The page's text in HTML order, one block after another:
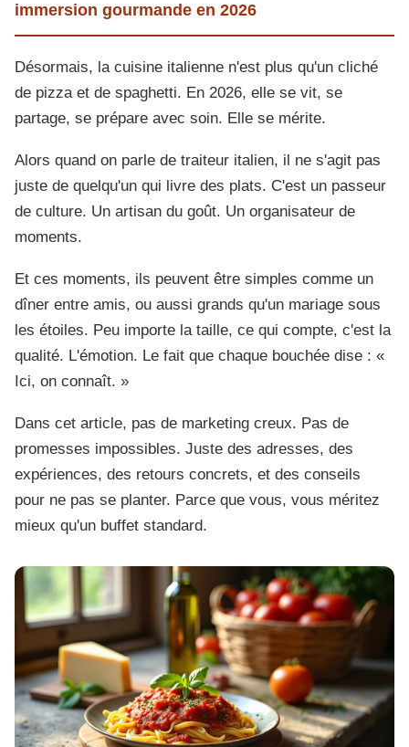
immersion gourmande en 2026
Désormais, la cuisine italienne n'est plus qu'un cliché
de pizza et de spaghetti. En 2026, elle se vit, se
partage, se prépare avec soin. Elle se mérite.
Alors quand on parle de traiteur italien, il ne s'agit pas
juste de quelqu'un qui livre des plats. C'est un passeur
de culture. Un artisan du goût. Un organisateur de
moments.
Et ces moments, ils peuvent être simples comme un
dîner entre amis, ou aussi grands qu'un mariage sous
les étoiles. Peu importe la taille, ce qui compte, c'est la
qualité. L'émotion. Le fait que chaque bouchée dise : «
Ici, on connaît. »
Dans cet article, pas de marketing creux. Pas de
promesses impossibles. Juste des adresses, des
expériences, des retours concrets, et des conseils
pour ne pas se planter. Parce que vous, vous méritez
mieux qu'un buffet standard.